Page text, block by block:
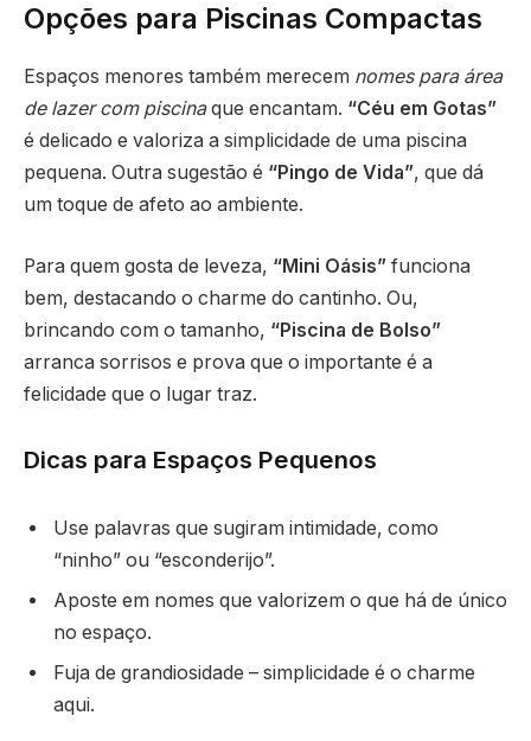
Opções para Piscinas Compactas
Espaços menores também merecem nomes para área
de lazer com piscinaque encantam. “Céu em Gotas”
é delicado e valoriza a simplicidade de uma piscina
pequena. Outra sugestão é “Pingo de Vida”, que dá
um toque de afeto ao ambiente.
Para quem gosta de leveza, “Mini Oásis” funciona
bem, destacando o charme do cantinho. Ou,
brincando com o tamanho, “Piscina de Bolso”
arranca sorrisos e prova que o importante é a
felicidade que o lugar traz.
Dicas para Espaços Pequenos
Use palavras que sugiram intimidade, como
“ninho” ou “esconderijo”.
Aposte em nomes que valorizem o que há de único
no espaço.
Fuja de grandiosidade – simplicidade é o charme
aqui.